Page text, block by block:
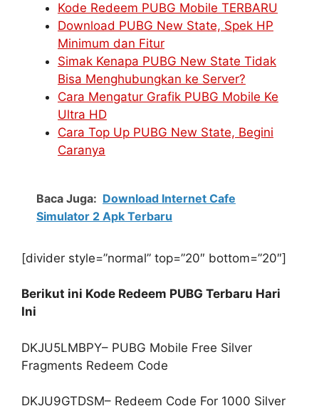
Kode Redeem PUBG Mobile TERBARU
Download PUBG New State, Spek HP
Minimum dan Fitur
Simak Kenapa PUBG New State Tidak
Bisa Menghubungkan ke Server?
Cara Mengatur Grafik PUBG Mobile Ke
Ultra HD
Cara Top Up PUBG New State, Begini
Caranya
Baca Juga: Download Internet Cafe
Simulator 2 Apk Terbaru
[divider style=”normal” top=”20″ bottom=”20″]
Berikut ini Kode Redeem PUBG Terbaru Hari
Ini
DKJU5LMBPY– PUBG Mobile Free Silver
Fragments Redeem Code
DKJU9GTDSM– Redeem Code For 1000 Silver